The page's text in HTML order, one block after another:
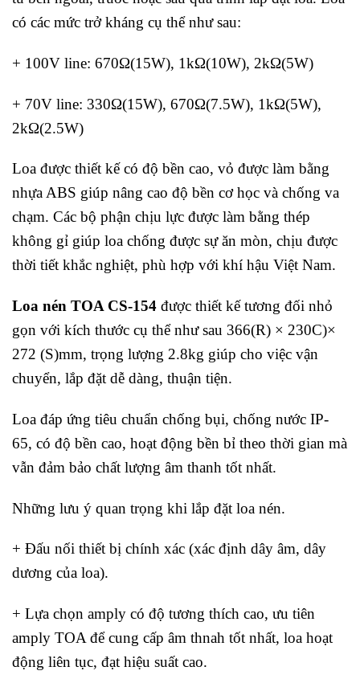
có các mức trở kháng cụ thể như sau:
+ 100V line: 670Ω(15W), 1kΩ(10W), 2kΩ(5W)
+ 70V line: 330Ω(15W), 670Ω(7.5W), 1kΩ(5W),
2kΩ(2.5W)
Loa được thiết kế có độ bền cao, vỏ được làm bằng
nhựa ABS giúp nâng cao độ bền cơ học và chống va
chạm. Các bộ phận chịu lực được làm bằng thép
không gỉ giúp loa chống được sự ăn mòn, chịu được
thời tiết khắc nghiệt, phù hợp với khí hậu Việt Nam.
Loa nén TOA CS-154 được thiết kế tương đối nhỏ
gọn với kích thước cụ thể như sau 366(R) × 230C)×
272 (S)mm, trọng lượng 2.8kg giúp cho việc vận
chuyển, lắp đặt dễ dàng, thuận tiện.
Loa đáp ứng tiêu chuẩn chống bụi, chống nước IP-
65, có độ bền cao, hoạt động bền bỉ theo thời gian mà
vẫn đảm bảo chất lượng âm thanh tốt nhất.
Những lưu ý quan trọng khi lắp đặt loa nén.
+ Đấu nối thiết bị chính xác (xác định dây âm, dây
dương của loa).
+ Lựa chọn amply có độ tương thích cao, ưu tiên
amply TOA để cung cấp âm thnah tốt nhất, loa hoạt
động liên tục, đạt hiệu suất cao.